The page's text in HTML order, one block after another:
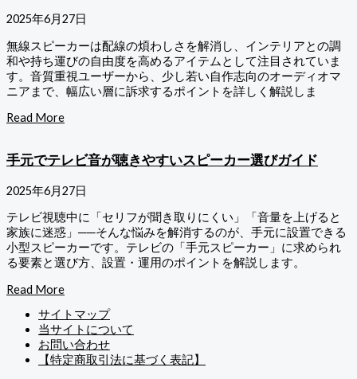
2025年6月27日
無線スピーカーは配線の煩わしさを解消し、インテリアとの調
和や持ち運びの自由度を高めるアイテムとして注目されていま
す。音質重視ユーザーから、少し若い自作志向のオーディオマ
ニアまで、幅広い層に訴求するポイントを詳しく解説しま
Read More
手元でテレビ音が聴きやすいスピーカー選びガイド
2025年6月27日
テレビ視聴中に「セリフが聞き取りにくい」「音量を上げると
家族に迷惑」──そんな悩みを解消するのが、手元に設置できる
小型スピーカーです。テレビの「手元スピーカー」に求められ
る要素と選び方、設置・運用のポイントを解説します。
Read More
サイトマップ
当サイトについて
お問い合わせ
【特定商取引法に基づく表記】